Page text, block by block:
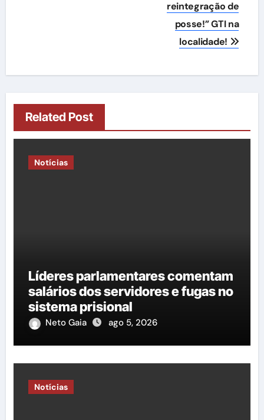
reintegração de
posse!” GTI na
localidade!
Related Post
Notícias
Líderes parlamentares comentam
salários dos servidores e fugas no
sistema prisional
Neto Gaia ago 5, 2026
Notícias